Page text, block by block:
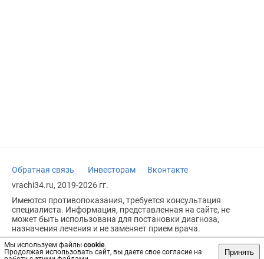
Мы используем файлы cookie.
Продолжая использовать сайт, вы даете свое согласие на
Принять
Обратная связь Инвесторам
Вконтакте
vrachi34.ru, 2019-2026 гг.
Имеются противопоказания, требуется консультация
специалиста. Информация, представленная на сайте, не
может быть использована для постановки диагноза,
назначения лечения и не заменяет прием врача.
Возрастное ограничение: 18+